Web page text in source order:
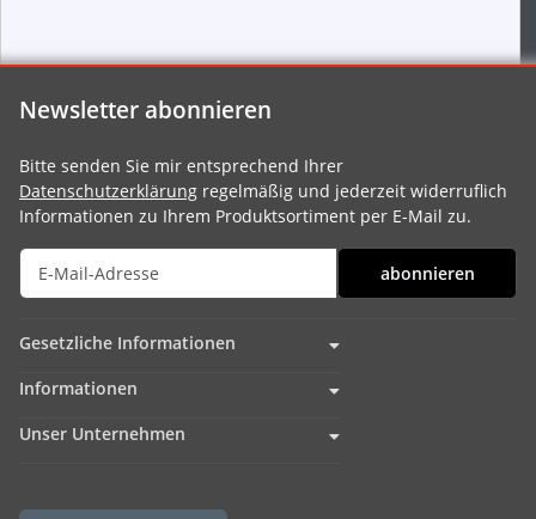
Newsletter abonnieren
Bitte senden Sie mir entsprechend Ihrer
Datenschutzerklärung regelmäßig und jederzeit widerruflich
Informationen zu Ihrem Produktsortiment per E-Mail zu.
abonnieren
Gesetzliche Informationen
Informationen
Unser Unternehmen